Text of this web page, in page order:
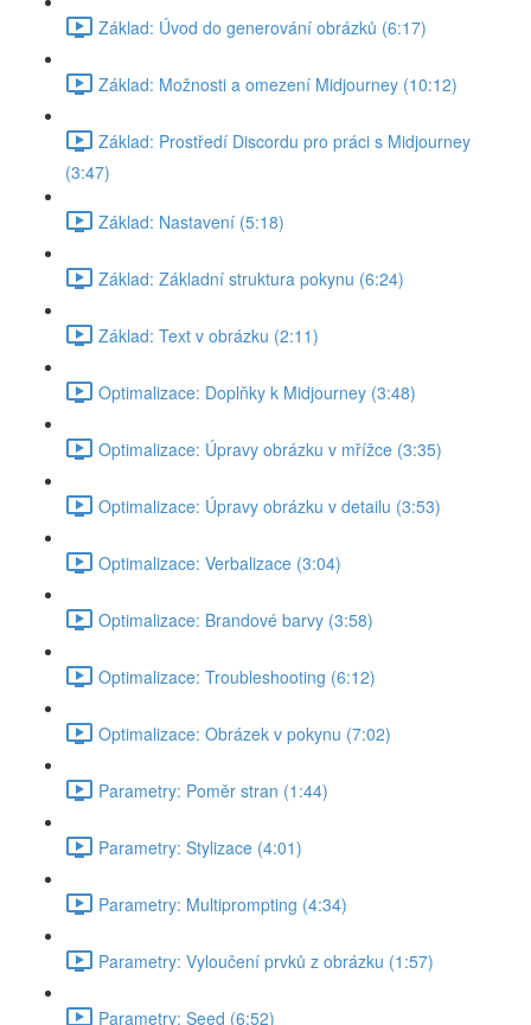
Základ: Úvod do generování obrázků (6:17)
Základ: Možnosti a omezení Midjourney (10:12)
Základ: Prostředí Discordu pro práci s Midjourney
(3:47)
Základ: Nastavení (5:18)
Základ: Základní struktura pokynu (6:24)
Základ: Text v obrázku (2:11)
Optimalizace: Doplňky k Midjourney (3:48)
Optimalizace: Úpravy obrázku v mřížce (3:35)
Optimalizace: Úpravy obrázku v detailu (3:53)
Optimalizace: Verbalizace (3:04)
Optimalizace: Brandové barvy (3:58)
Optimalizace: Troubleshooting (6:12)
Optimalizace: Obrázek v pokynu (7:02)
Parametry: Poměr stran (1:44)
Parametry: Stylizace (4:01)
Parametry: Multiprompting (4:34)
Parametry: Vyloučení prvků z obrázku (1:57)
Parametry: Seed (6:52)